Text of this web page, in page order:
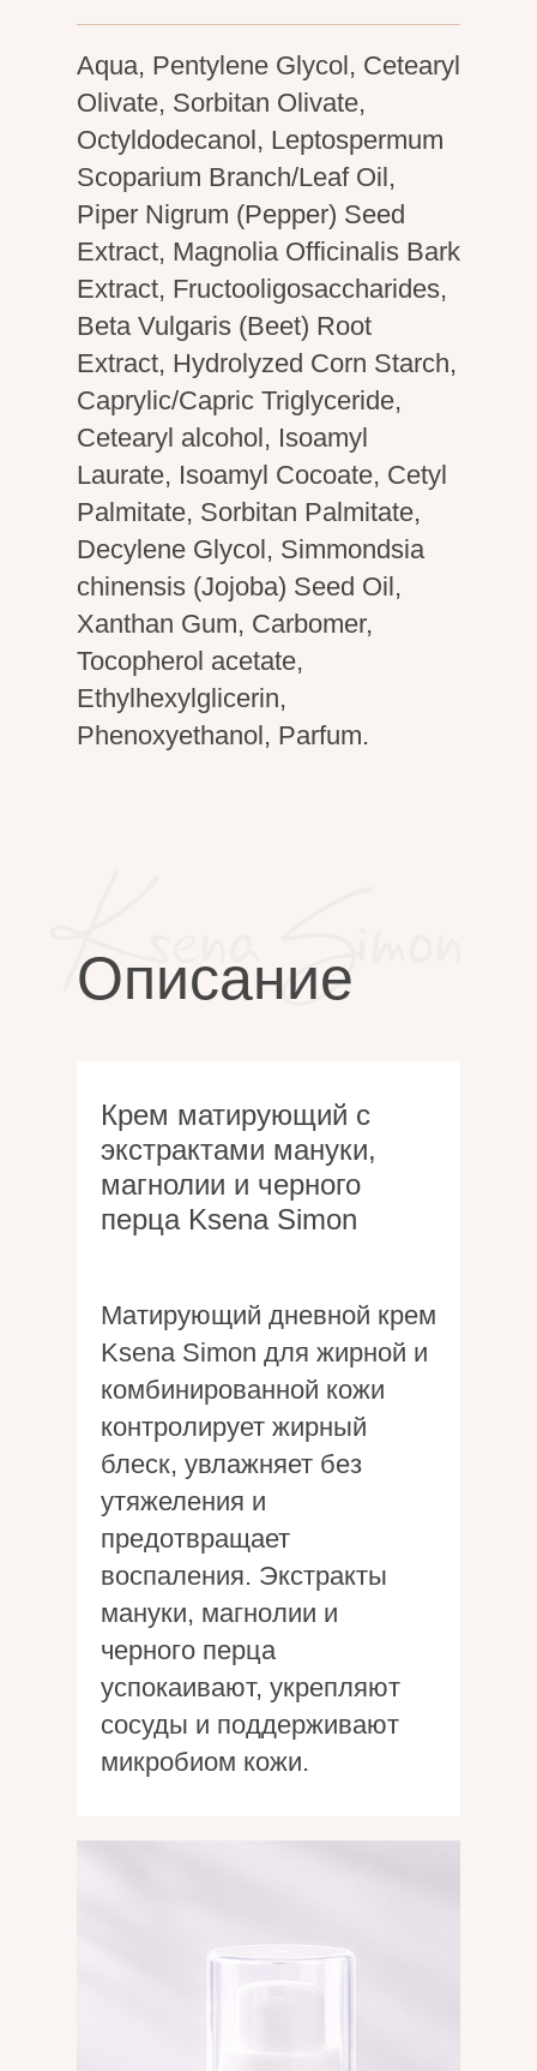
Aqua, Pentylene Glycol, Cetearyl
Olivate, Sorbitan Olivate,
Octyldodecanol, Leptospermum
Scoparium Branch/Leaf Oil,
Piper Nigrum (Pepper) Seed
Extract, Magnolia Officinalis Bark
Extract, Fructooligosaccharides,
Beta Vulgaris (Beet) Root
Extract, Hydrolyzed Corn Starch,
Caprylic/Capric Triglyceride,
Cetearyl alcohol, Isoamyl
Laurate, Isoamyl Cocoate, Cetyl
Palmitate, Sorbitan Palmitate,
Decylene Glycol, Simmondsia
chinensis (Jojoba) Seed Oil,
Xanthan Gum, Carbomer,
Tocopherol acetate,
Ethylhexylglicerin,
Phenoxyethanol, Parfum.
Описание
Крем матирующий с
экстрактами мануки,
магнолии и черного
перца Ksena Simon
Матирующий дневной крем
Ksena Simon для жирной и
комбинированной кожи
контролирует жирный
блеск, увлажняет без
утяжеления и
предотвращает
воспаления. Экстракты
мануки, магнолии и
черного перца
успокаивают, укрепляют
сосуды и поддерживают
микробиом кожи.